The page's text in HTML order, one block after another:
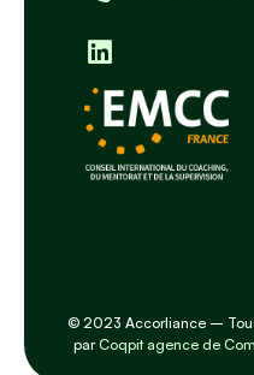
© 2023 Accorliance –
parCoqpit agence de